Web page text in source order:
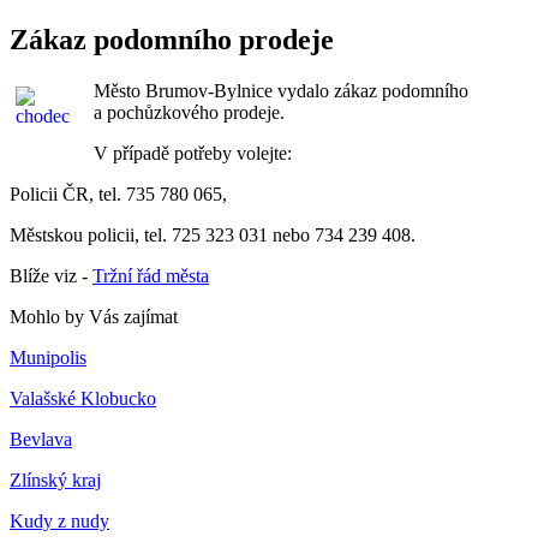
Zákaz podomního prodeje
Město Brumov-Bylnice vydalo zákaz podomního
a pochůzkového prodeje.
V případě potřeby volejte:
Policii ČR, tel. 735 780 065,
Městskou policii, tel. 725 323 031 nebo 734 239 408.
Blíže viz - Tržní řád města
Mohlo by Vás zajímat
Munipolis
Valašské Klobucko
Bevlava
Zlínský kraj
Kudy z nudy